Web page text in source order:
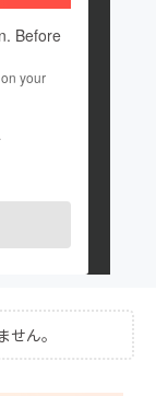
Before
your
ん。